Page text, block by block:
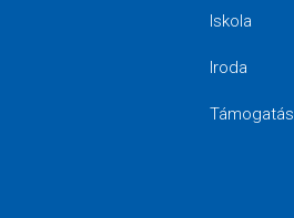
Iskola
Iroda
Támogatás